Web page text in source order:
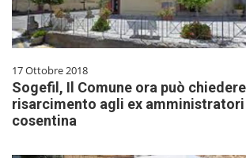
17 Ottobre 2018
Sogefil, Il Comune ora può chiedere
risarcimento agli ex
cosentina